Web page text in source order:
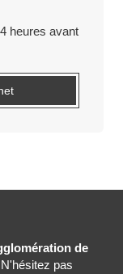
heures avant
de
pas